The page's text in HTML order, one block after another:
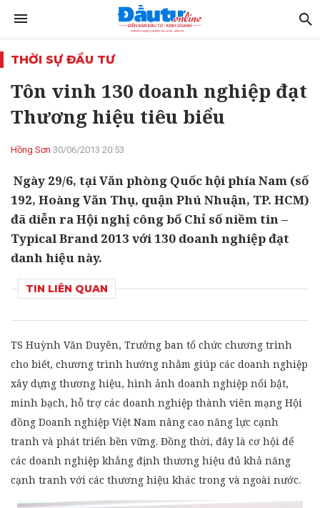
THỜI SỰ ĐẦU TƯ
Tôn vinh 130 doanh nghiệp đạt
Thương hiệu tiêu biểu
Hồng Sơn 30/06/2013 20:53
Ngày 29/6, tại Văn phòng Quốc hội phía Nam (số
192, Hoàng Văn Thụ, quận Phú Nhuận, TP. HCM)
đã diễn ra Hội nghị công bố Chỉ số niềm tin –
Typical Brand 2013 với 130 doanh nghiệp đạt
danh hiệu này.
TIN LIÊN QUAN
TS Huỳnh Văn Duyên, Trưởng ban tổ chức chương trình
cho biết, chương trình hướng nhằm giúp các doanh nghiệp
xây dựng thương hiệu, hình ảnh doanh nghiệp nổi bật,
minh bạch, hỗ trợ các doanh nghiệp thành viên mạng Hội
đồng Doanh nghiệp Việt Nam nâng cao năng lực cạnh
tranh và phát triển bền vững. Đồng thời, đây là cơ hội để
các doanh nghiệp khẳng định thương hiệu đủ khả năng
cạnh tranh với các thương hiệu khác trong và ngoài nước.